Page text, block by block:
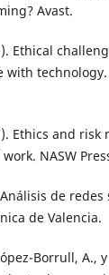
Avast.
Ethical
with
Ethics and
NASW
de redes
de Valencia.
Borrull, A.,